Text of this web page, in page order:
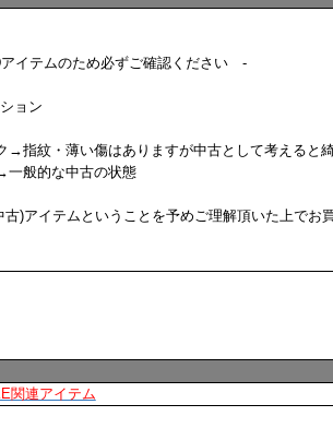
イテムのため必ずご確認ください -
ョン
→指紋・薄い傷はありますが中古として考えると
般的な中古の状態
古)アイテムということを予めご理解頂いた上でお
関連アイテム